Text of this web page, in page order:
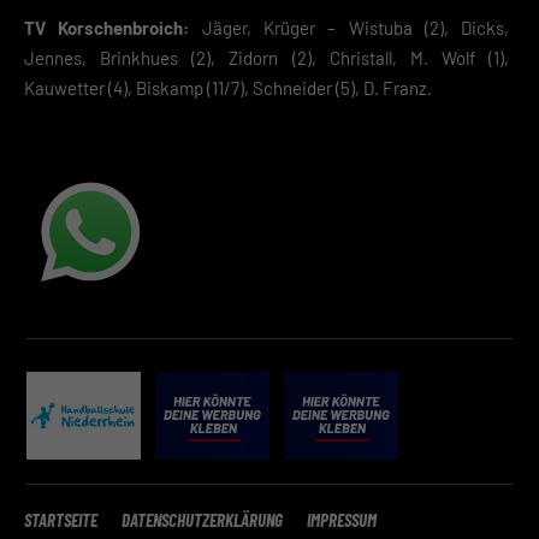
TV Korschenbroich: Jäger, Krüger – Wistuba (2), Dicks,
Jennes, Brinkhues (2), Zidorn (2), Christall, M. Wolf (1),
Kauwetter (4), Biskamp (11/7), Schneider (5), D. Franz.
STARTSEITE DATENSCHUTZERKLÄRUNG IMPRESSUM
Cookies auswählen.
Essenzielle Cookies ermöglichen grundlegende Funktionen und sind für die
einwandfreie Funktion der Website erforderlich.